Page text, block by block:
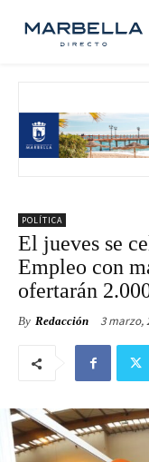
POLÍTICA
El jueves se
Empleo con
ofertarán
By Redacción 3 marzo,